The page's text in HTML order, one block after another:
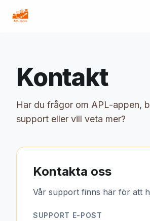
Kontakt
Har du frågor om APL-appen,
support eller vill veta mer?
Kontakta oss
Vår support finns här för att
SUPPORT E-POST